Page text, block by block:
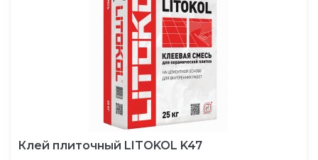
Клей плиточный LITOKOL K47